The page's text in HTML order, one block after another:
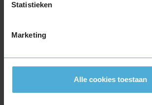
Statistieken
Marketing
Alle cookies toestaan
235/45R19 99V EXTRALOAD
235/50R19 103Y EXTRALOAD